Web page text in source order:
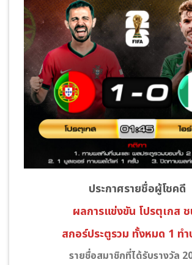
ประกาศรายชื่อผู้โชคดี
ผลการแข่งขัน โปรตุเกสช
สกอร์ประตูรวม ทั้งหมด 1 ทำ
รายชื่อสมาชิกที่ได้รับรางวัล